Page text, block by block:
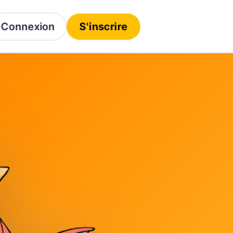
Connexion S'inscrire